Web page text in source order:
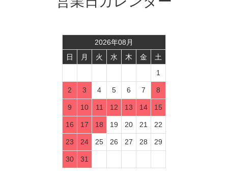
2026年08月
日
月 火 水 木 金
土
1
2 3 4 5 6 7 8
9 10 11 12 13 14 15
16 17 18 19 20 21 22
23 24 25 26 27 28 29
30 31